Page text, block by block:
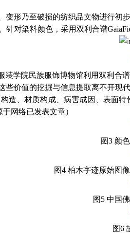
形乃至破损的纺织品文物进行初
对染料颜色，采用双利合谱
装学院民族服饰博物馆利用双利合
些价值的挖掘与信息提取离不开
造、材质构成、病害成因、表面
网络已发表文章）
图3 颜
图4 柏木字迹原始图
图5 中国
图6